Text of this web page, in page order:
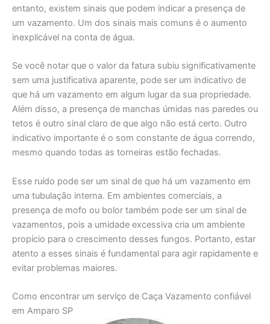
entanto, existem sinais que podem indicar a presença de
um vazamento. Um dos sinais mais comuns é o aumento
inexplicável na conta de água.
Se você notar que o valor da fatura subiu significativamente
sem uma justificativa aparente, pode ser um indicativo de
que há um vazamento em algum lugar da sua propriedade.
Além disso, a presença de manchas úmidas nas paredes ou
tetos é outro sinal claro de que algo não está certo. Outro
indicativo importante é o som constante de água correndo,
mesmo quando todas as torneiras estão fechadas.
Esse ruído pode ser um sinal de que há um vazamento em
uma tubulação interna. Em ambientes comerciais, a
presença de mofo ou bolor também pode ser um sinal de
vazamentos, pois a umidade excessiva cria um ambiente
propício para o crescimento desses fungos. Portanto, estar
atento a esses sinais é fundamental para agir rapidamente e
evitar problemas maiores.
Como encontrar um serviço de Caça Vazamento confiável
em Amparo SP